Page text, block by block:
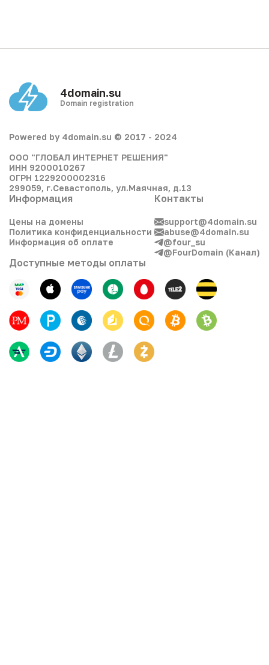
4domain.su
Domain registration
Powered by 4domain.su © 2017 - 2024
ООО "ГЛОБАЛ ИНТЕРНЕТ РЕШЕНИЯ"
ИНН 9200010267
ОГРН 1229200002316
299059, г.Севастополь, ул.Маячная, д.13
Информация
Цены на домены
Политика конфиденциальности
Информация об оплате
Контакты
support@4domain.su
abuse@4domain.su
@four_su
@FourDomain (Канал)
Доступные методы оплаты